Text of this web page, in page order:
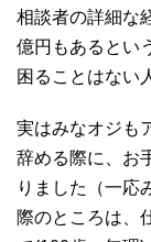
相談者の詳細な
億円もあるとい
困ることはない
実はみなオジも
辞める際に、お
りました（一応
際のところは、